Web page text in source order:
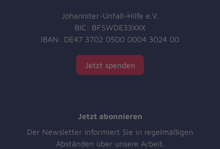
Johanniter-Unfall-Hilfe e.V.
BIC: BFSWDE33XXX
IBAN: DE47 3702 0500 0004 3024 00
Jetzt spenden
Jetzt abonnieren
Der Newsletter informiert Sie in regelmäßigen
Abständen über unsere Arbeit.